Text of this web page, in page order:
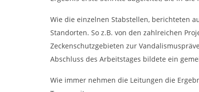
Wie die einzelnen Stabstellen, berichteten
Standorten. So z.B. von den zahlreichen
Zeckenschutzgebieten zur
Abschluss des Arbeitstages bildete ein
Wie immer nehmen die Leitungen die